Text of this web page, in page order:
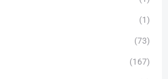
(1)
(73)
(167)